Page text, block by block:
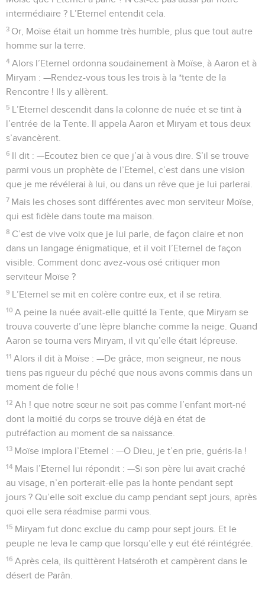
intermédiaire ? L’Eternel entendit cela.
3 Or, Moïse était un homme très humble, plus que tout autre
homme sur la terre.
4 Alors l’Eternel ordonna soudainement à Moïse, à Aaron et à
Miryam : —Rendez-vous tous les trois à la *tente de la
Rencontre ! Ils y allèrent.
5 L’Eternel descendit dans la colonne de nuée et se tint à
l’entrée de la Tente. Il appela Aaron et Miryam et tous deux
s’avancèrent.
6 Il dit : —Ecoutez bien ce que j’ai à vous dire. S’il se trouve
parmi vous un prophète de l’Eternel, c’est dans une vision
que je me révélerai à lui, ou dans un rêve que je lui parlerai.
7 Mais les choses sont différentes avec mon serviteur Moïse,
qui est fidèle dans toute ma maison.
8 C’est de vive voix que je lui parle, de façon claire et non
dans un langage énigmatique, et il voit l’Eternel de façon
visible. Comment donc avez-vous osé critiquer mon
serviteur Moïse ?
9 L’Eternel se mit en colère contre eux, et il se retira.
10 A peine la nuée avait-elle quitté la Tente, que Miryam se
trouva couverte d’une lèpre blanche comme la neige. Quand
Aaron se tourna vers Miryam, il vit qu’elle était lépreuse.
11 Alors il dit à Moïse : —De grâce, mon seigneur, ne nous
tiens pas rigueur du péché que nous avons commis dans un
moment de folie !
12 Ah ! que notre sœur ne soit pas comme l’enfant mort-né
dont la moitié du corps se trouve déjà en état de
putréfaction au moment de sa naissance.
13 Moïse implora l’Eternel : —O Dieu, je t’en prie, guéris-la !
14 Mais l’Eternel lui répondit : —Si son père lui avait craché
au visage, n’en porterait-elle pas la honte pendant sept
jours ? Qu’elle soit exclue du camp pendant sept jours, après
quoi elle sera réadmise parmi vous.
15 Miryam fut donc exclue du camp pour sept jours. Et le
peuple ne leva le camp que lorsqu’elle y eut été réintégrée.
16 Après cela, ils quittèrent Hatséroth et campèrent dans le
désert de Parân.